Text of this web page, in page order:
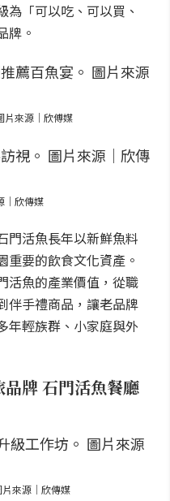
「可以吃、可以買、
牌。
片來源｜欣傅媒
｜欣傳媒
門活魚長年以新鮮魚料
重要的飲食文化資產。
活魚的產業價值，從職
伴手禮商品，讓老品牌
年輕族群、小家庭與外
牌 石門活魚餐廳
來源｜欣傳媒